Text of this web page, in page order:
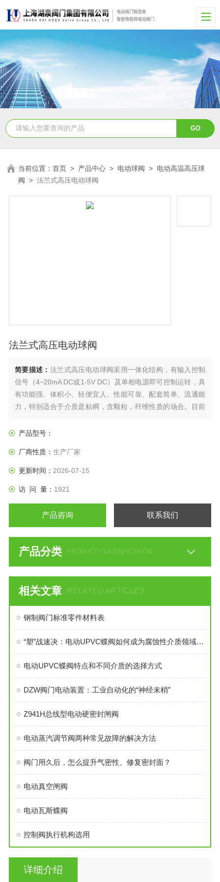
当前位置：首页 > 产品中心 > 电动球阀 > 电动高温高压球
阀 >法兰式高压电动球阀
法兰式高压电动球阀
简要描述： 法兰式高压电动球阀采用一体化结构，有输入控制
信号（4~20mA DC或1-5V DC）及单相电源即可控制运转，具
有功能强、体积小、轻便宜人、性能可靠、配套简单、流通能
力，特别适合于介质是粘稠，含颗粒，纤维性质的场合。目前
科研设备、电力等行业的工业自动控制系统中。
产品型号：
厂商性质： 生产厂家
更新时间： 2026-07-15
访 问 量： 1921
产品咨询 联系我们
产品分类 PRODUCT CLASSIFICATION
相关文章 RELATED ARTICLES
钢制阀门标准零件材料表
“塑”战速决：电动UPVC蝶阀如何成为腐蚀性介质领域的“轻骑兵”
电动UPVC蝶阀特点和不同介质的选择方式
DZW阀门电动装置：工业自动化的“神经末梢”
Z941H总线型电动硬密封闸阀
电动蒸汽调节阀两种常见故障的解决方法
阀门用久后，怎么提升气密性、修复密封面？
电动真空闸阀
电动瓦斯蝶阀
控制阀执行机构选用
详细介绍